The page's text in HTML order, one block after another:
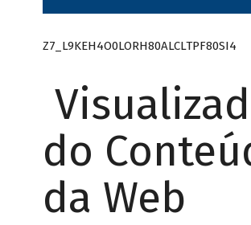
Z7_L9KEH4O0LORH80ALCLTPF80SI4
do
da Web